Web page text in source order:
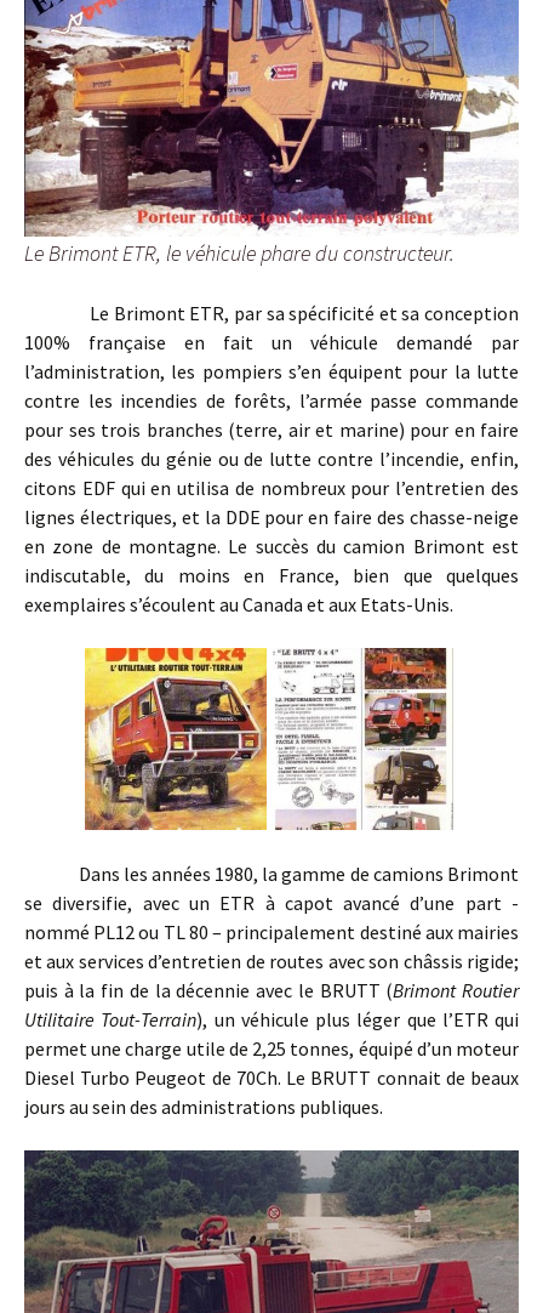
Le Brimont ETR, le véhicule phare du constructeur.
Le Brimont ETR, par sa spécificité et sa conception
100% française en fait un véhicule demandé par
l’administration, les pompiers s’en équipent pour la lutte
contre les incendies de forêts, l’armée passe commande
pour ses trois branches (terre, air et marine) pour en faire
des véhicules du génie ou de lutte contre l’incendie, enfin,
citons EDF qui en utilisa de nombreux pour l’entretien des
lignes électriques, et la DDE pour en faire des chasse-neige
en zone de montagne. Le succès du camion Brimont est
indiscutable, du moins en France, bien que quelques
exemplaires s’écoulent au Canada et aux Etats-Unis.
Dans les années 1980, la gamme de camions Brimont
se diversifie, avec un ETR à capot avancé d’une part -
nommé PL12 ou TL 80 – principalement destiné aux mairies
et aux services d’entretien de routes avec son châssis rigide;
puis à la fin de la décennie avec le BRUTT (Brimont Routier
Utilitaire Tout-Terrain), un véhicule plus léger que l’ETR qui
permet une charge utile de 2,25 tonnes, équipé d’un moteur
Diesel Turbo Peugeot de 70Ch. Le BRUTT connait de beaux
jours au sein des administrations publiques.